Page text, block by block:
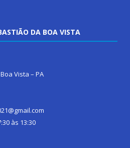
DA BOA VISTA
Vista – PA
às 13:30